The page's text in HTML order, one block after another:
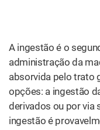
atestaremos
suas próprias
propenso a crescer
Quando se trata de
pode ser necessário